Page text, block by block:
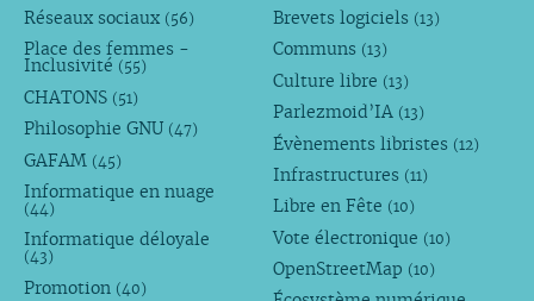
Réseaux sociaux (56)
Place des femmes -
Inclusivité (55)
CHATONS (51)
Philosophie GNU (47)
GAFAM (45)
Informatique en nuage
(44)
Informatique déloyale
(43)
Promotion (40)
Brevets logiciels (13)
Communs (13)
Culture libre (13)
Parlezmoid’IA (13)
Évènements libristes (12)
Infrastructures (11)
Libre en Fête (10)
Vote électronique (10)
OpenStreetMap (10)